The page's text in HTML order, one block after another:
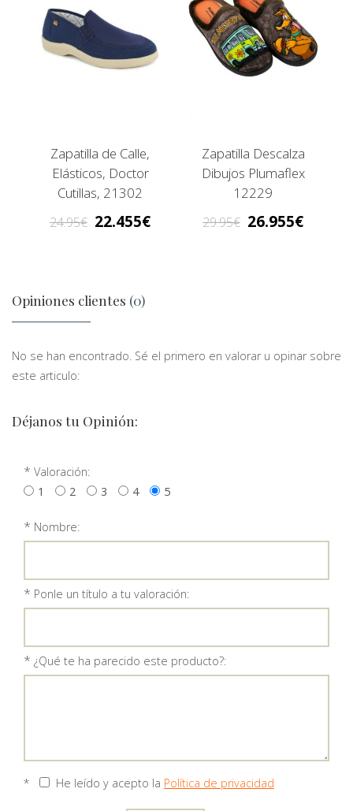
Zapatilla de Calle,
Elásticos, Doctor
Cutillas, 21302
24.95 22.455
Zapatilla Descalza
Dibujos Plumaflex
12229
29.95 26.955
Opiniones clientes (0)
No se han encontrado. Sé el primero en valorar u opinar sobre
este articulo:
Déjanos tu Opinión:
* Valoración:
1
2 3 4 5
* Nombre:
* Ponle un título a tu valoración:
* ¿Qué te ha parecido este producto?:
* He leído y acepto la Política de privacidad